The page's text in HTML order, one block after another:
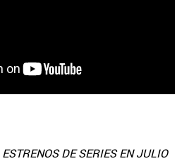
DE SERIES EN JULIO